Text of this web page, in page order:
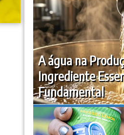
A água na
Ingrediente
Fundamental